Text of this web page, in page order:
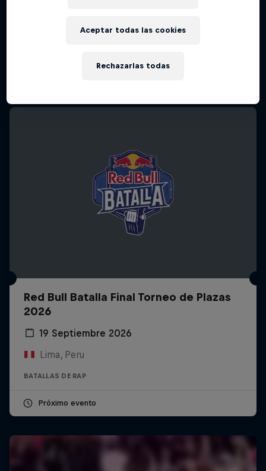
Red Bull Batalla Final Torneo de Plazas
2026
19 Septiembre 2026
Lima, Peru
BATALLAS DE RAP
Próximo evento
Rechazarlas todas
Aceptar todas las cookies